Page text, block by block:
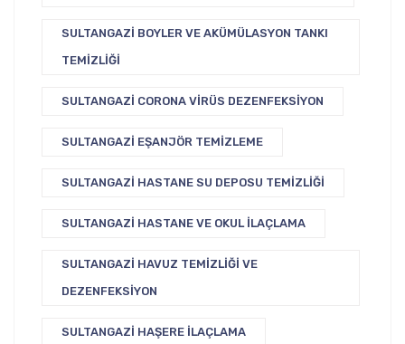
SULTANGAZI BOYLER VE AKÜMÜLASYON TANKI
TEMIZLIĞI
SULTANGAZI CORONA VIRÜS DEZENFEKSIYON
SULTANGAZI EŞANJÖR TEMIZLEME
SULTANGAZI HASTANE SU DEPOSU TEMIZLIĞI
SULTANGAZI HASTANE VE OKUL İLAÇLAMA
SULTANGAZI HAVUZ TEMIZLIĞI VE
DEZENFEKSIYON
SULTANGAZI HAŞERE İLAÇLAMA